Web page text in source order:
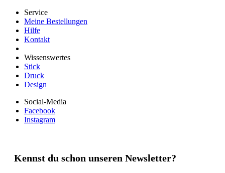
Service
Meine Bestellungen
Hilfe
Kontakt
Wissenswertes
Stick
Druck
Design
Social-Media
Facebook
Instagram
Kennst du schon unseren Newsletter?